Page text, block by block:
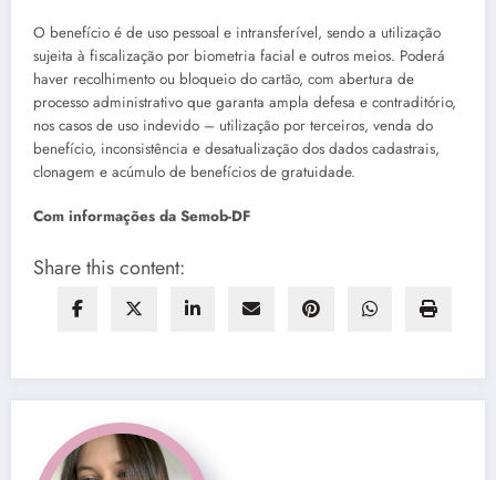
O benefício é de uso pessoal e intransferível, sendo a utilização
sujeita à fiscalização por biometria facial e outros meios. Poderá
haver recolhimento ou bloqueio do cartão, com abertura de
processo administrativo que garanta ampla defesa e contraditório,
nos casos de uso indevido – utilização por terceiros, venda do
benefício, inconsistência e desatualização dos dados cadastrais,
clonagem e acúmulo de benefícios de gratuidade.
Com informações da Semob-DF
Share this content: